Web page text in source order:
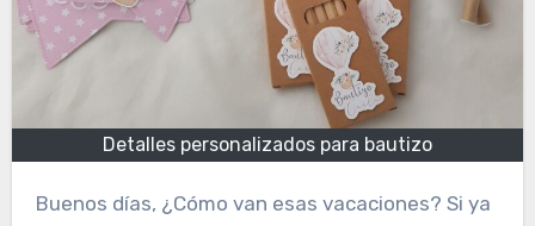
Detalles personalizados para bautizo
Buenos días, ¿Cómo van esas vacaciones? Si ya